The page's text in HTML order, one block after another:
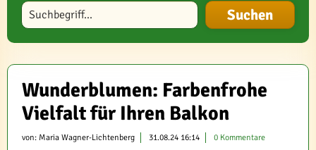
Blog durchsuchen
Wunderblumen: Farbenfrohe
Vielfalt für Ihren Balkon
von: Maria Wagner-Lichtenberg 31.08.24 16:14 0 Kommentare